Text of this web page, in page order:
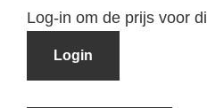
Log-in om de prijs voor
Login